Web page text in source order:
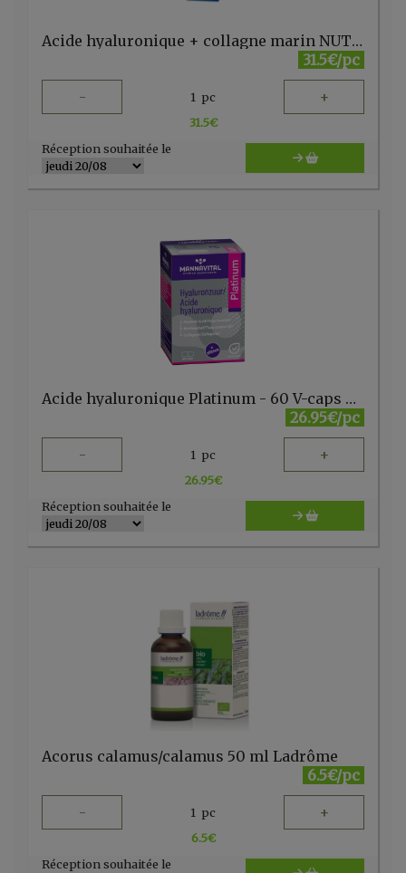
Acide hyaluronique + collagne marin NUT 473/26 30 gél.
31.5€/pc
- 1 pc +
31.5€
Réception souhaitée le
Acide hyaluronique Platinum - 60 V-caps MannaVital
26.95€/pc
- 1 pc +
26.95€
Réception souhaitée le
Acorus calamus/calamus 50 ml Ladrôme
6.5€/pc
- 1 pc +
6.5€
Réception souhaitée le